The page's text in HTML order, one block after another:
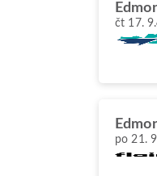
čt 17. 9.
po 21.